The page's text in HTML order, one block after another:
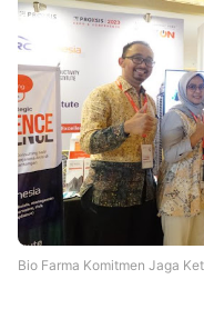
Bio Farma Komitmen Jaga